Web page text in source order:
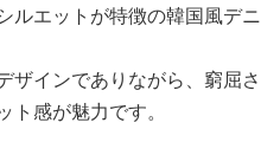
ルエットが特徴の韓国風デニ
ザインでありながら、窮屈さ
感が魅力です。